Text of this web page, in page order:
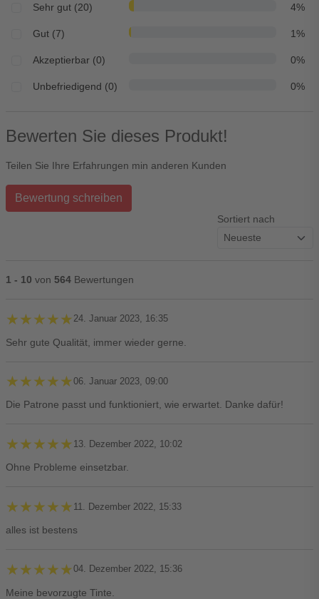
Sehr gut (20) 4%
Gut (7) 1%
Akzeptierbar (0) 0%
Unbefriedigend (0) 0%
Bewerten Sie dieses Produkt!
Teilen Sie Ihre Erfahrungen min anderen Kunden
Bewertung schreiben
Sortiert nach
1 - 10 von 564 Bewertungen
★★★★★
★★★★★ 24. Januar 2023, 16:35
Sehr gute Qualität, immer wieder gerne.
★★★★★
★★★★★06. Januar 2023, 09:00
Die Patrone passt und funktioniert, wie erwartet. Danke dafür!
★★★★★
★★★★★ 13. Dezember 2022, 10:02
Ohne Probleme einsetzbar.
★★★★★
★★★★★ 11. Dezember 2022, 15:33
alles ist bestens
★★★★★
★★★★★04. Dezember 2022, 15:36
Meine bevorzugte Tinte.